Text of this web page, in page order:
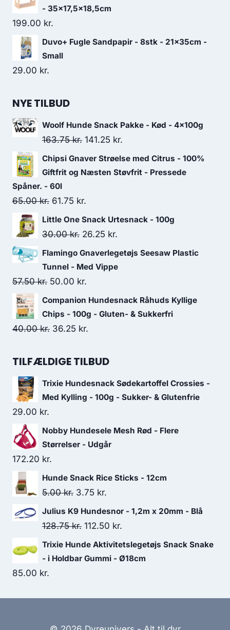
- 35x17,5x18,5cm
199.00 kr.
Duvo+ Fugle Sandpapir - 8stk - 21x35cm -
Small
29.00 kr.
NYE TILBUD
Woolf Hunde Snack Pakke - Kød - 4x100g
163.75kr. Den
oprindelige
pris
163.75 kr..
141.25 kr.
aktuelle
pris
Chipsi Gnaver Strøelse med Citrus - 100%
Giftfrit og Næsten Støvfrit - Pressede
Spåner. - 60l
65.00kr. Den
oprindelige
pris
65.00 kr..
61.75 kr.
aktuelle
pris
61.75 kr..
Little One Snack Urtesnack - 100g
30.00kr. Den
oprindelige
pris
var:
30.00 kr..
26.25 kr.
aktuelle
pris
26.25 kr..
Flamingo Gnaverlegetøjs Seesaw Plastic
Tunnel - Med Vippe
57.50kr. Den
oprindelige
pris
var:
50.00 kr.
aktuelle
pris
Companion Hundesnack Råhuds Kyllige
Chips - 100g - Gluten- & Sukkerfri
40.00kr. Den
pris
40.00 kr..
36.25 kr.
pris
36.25 kr..
TILFÆLDIGE TILBUD
Trixie Hundesnack Sødekartoffel Crossies -
Med Kylling - 100g - Sukker- & Glutenfrie
29.00 kr.
Nobby Hundesele Mesh Rød - Flere
Størrelser - Udgår
172.20 kr.
Hunde Snack Rice Sticks - 12cm
5.00kr. Den
oprindelige
pris
5.00 kr..
3.75 kr.
aktuelle
pris
3.75 kr..
Julius K9 Hundesnor - 1,2m x 20mm - Blå
128.75kr. Den
oprindelige
pris
112.50 kr.
aktuelle
pris
Trixie Hunde Aktivitetslegetøjs Snack Snake
- i Holdbar Gummi - Ø18cm
85.00 kr.